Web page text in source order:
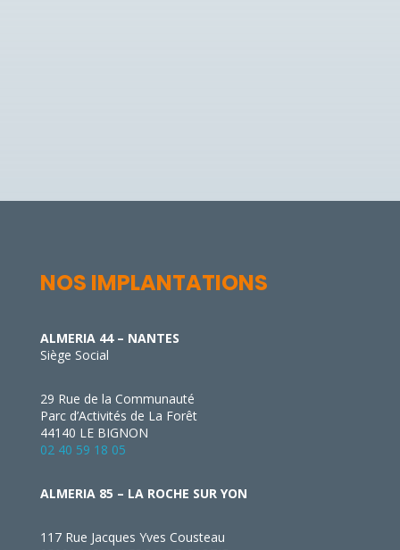
NOS IMPLANTATIONS
ALMERIA 44 – NANTES
Siège Social
29 Rue de la Communauté
Parc d’Activités de La Forêt
44140 LE BIGNON
02 40 59 18 05
ALMERIA 85 – LA ROCHE SUR YON
117 Rue Jacques Yves Cousteau